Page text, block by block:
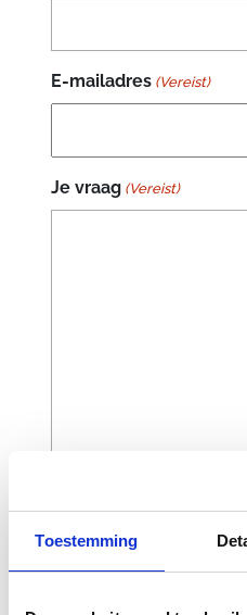
Toestemming
E-mailadres (Vereist)
Je vraag (Vereist)